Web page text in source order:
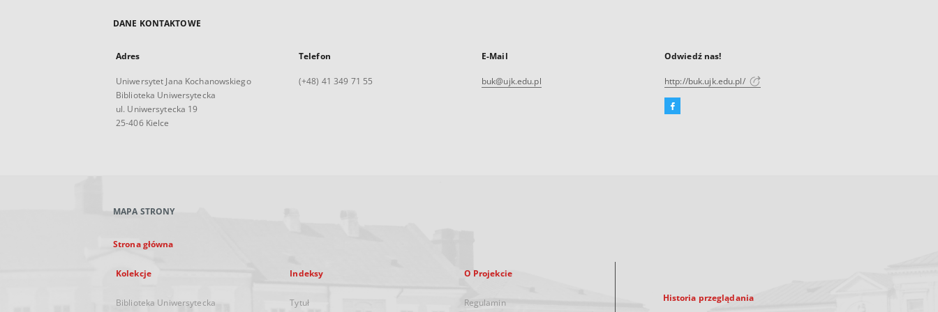
DANE KONTAKTOWE
Adres
Uniwersytet Jana Kochanowskiego
Biblioteka Uniwersytecka
ul. Uniwersytecka 19
25-406 Kielce
Telefon
(+48) 41 349 71 55
E-Mail
buk@ujk.edu.pl
Odwiedź nas!
http://buk.ujk.edu.pl/
Facebook
MAPA STRONY
Strona główna
Kolekcje
Biblioteka Uniwersytecka
Indeksy
Tytuł
O Projekcie
Regulamin Historia przeglądania